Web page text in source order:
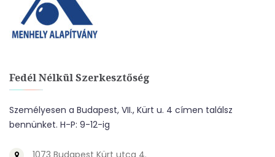
Fedél Nélkül Szerkesztőség
Személyesen a Budapest, VII., Kürt u. 4 címen találsz
bennünket. H-P: 9-12-ig
1073 Budapest Kürt utca 4.